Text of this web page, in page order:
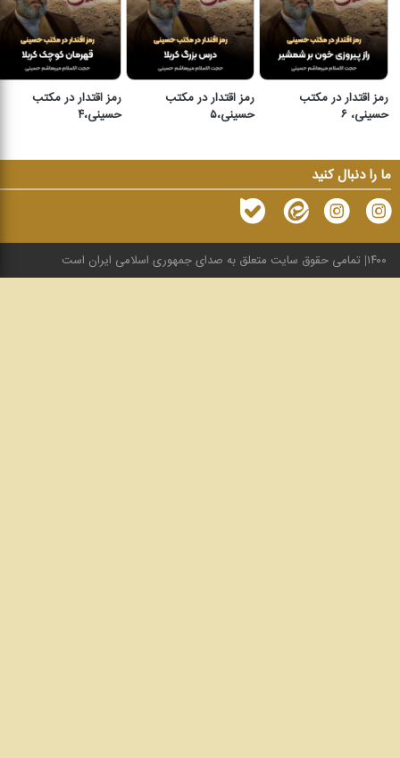
رمز اقتدار در مکتب
حسینی، ۶
رمز اقتدار در مکتب
حسینی،۵
رمز اقتدار در مکتب
حسینی،۴
ما را دنبال کنید
۱۴۰۰ تمامی حقوق سایت متعلق به صدای جمهوری اسلامی ایران است